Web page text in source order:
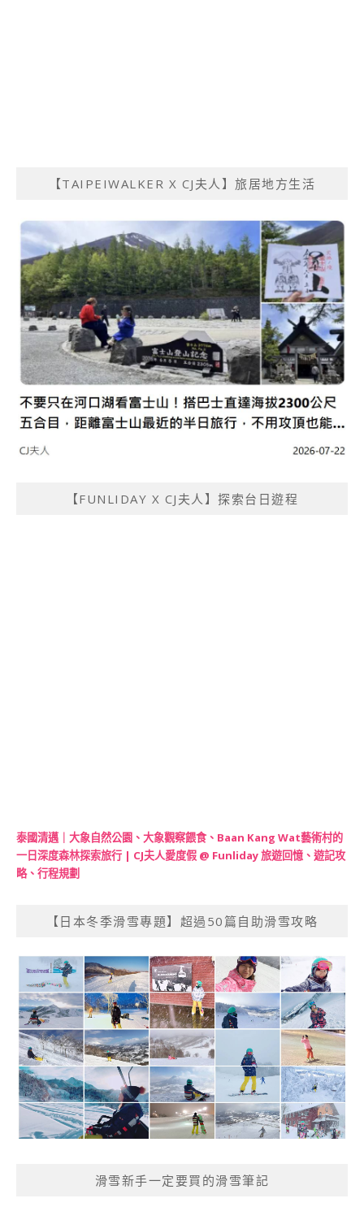
【TAIPEIWALKER X CJ夫人】旅居地方生活
【FUNLIDAY X CJ夫人】探索台日遊程
泰國清邁｜大象自然公園、大象觀察餵食、Baan Kang Wat藝術村的
一日深度森林探索旅行 | CJ夫人愛度假 @ Funliday 旅遊回憶、遊記攻
略、行程規劃
【日本冬季滑雪專題】超過50篇自助滑雪攻略
滑雪新手一定要買的滑雪筆記